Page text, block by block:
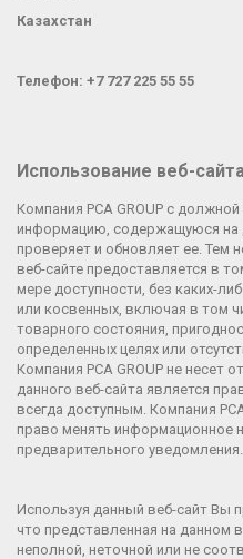
Казахстан
Телефон: +7 727 225 55 55
Использование веб-сайта
Компания PCA GROUP с
информацию, содержащуюся на
проверяет и обновляет ее. Тем
веб-сайте предоставляется в
мере доступности, без каких-
или косвенных, включая в том
товарного состояния,
определенных целях или
Компания PCA GROUP не несет
данного веб-сайта является
всегда доступным. Компания
право менять информационное
предварительного уведомления.
Используя данный веб-сайт Вы
что представленная на данном
неполной, неточной или не